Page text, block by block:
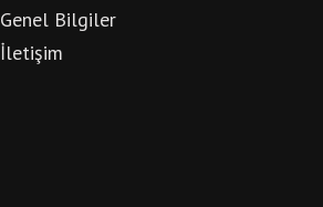
Genel Bilgiler
İletişim